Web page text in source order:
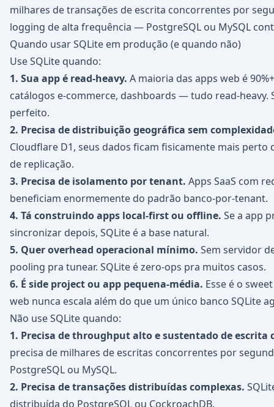
milhares de transações de escrita concorrentes por
logging de alta frequência — PostgreSQL ou MySQL
Quando usar SQLite em produção (e quando não)
Use SQLite quando:
1. Sua app é read-heavy. A maioria das apps web é
catálogos e-commerce, dashboards — tudo read-heavy.
perfeito.
2. Precisa de distribuição geográfica sem
Cloudflare D1, seus dados ficam fisicamente mais
de replicação.
3. Precisa de isolamento por tenant. Apps SaaS com
beneficiam enormemente do padrão banco-por-tenant.
4. Tá construindo apps local-first ou offline. Se a app
sincronizar depois, SQLite é a base natural.
5. Quer overhead operacional mínimo. Sem servidor
pooling pra tunear. SQLite é zero-ops pra muitos casos.
6. É side project ou app pequena-média. Esse é o
web nunca escala além do que um único banco SQLite
Não use SQLite quando:
1. Precisa de throughput alto e sustentado de
precisa de milhares de escritas concorrentes por
PostgreSQL ou MySQL.
2. Precisa de transações distribuídas complexas.
distribuída do PostgreSQL ou CockroachDB.